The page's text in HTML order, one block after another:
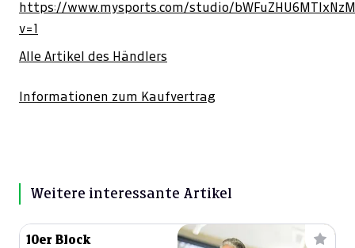
https://www.mysports.com/studio/
v=1
Alle Artikel des Händlers
Informationen zum Kaufvertrag
Weitere interessante Artikel
10er Block